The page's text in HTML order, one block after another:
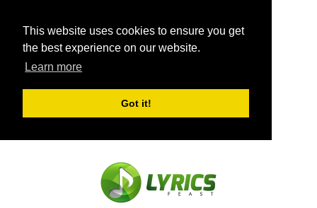
This website uses cookies to ensure you get
the best experience on our website.
Learn more
Got it!